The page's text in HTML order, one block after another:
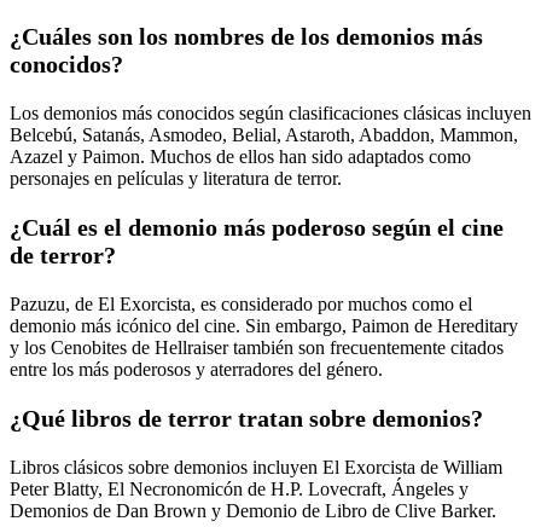
¿Cuáles son los nombres de los demonios más
conocidos?
Los demonios más conocidos según clasificaciones clásicas incluyen
Belcebú, Satanás, Asmodeo, Belial, Astaroth, Abaddon, Mammon,
Azazel y Paimon. Muchos de ellos han sido adaptados como
personajes en películas y literatura de terror.
¿Cuál es el demonio más poderoso según el cine
de terror?
Pazuzu, de El Exorcista, es considerado por muchos como el
demonio más icónico del cine. Sin embargo, Paimon de Hereditary
y los Cenobites de Hellraiser también son frecuentemente citados
entre los más poderosos y aterradores del género.
¿Qué libros de terror tratan sobre demonios?
Libros clásicos sobre demonios incluyen El Exorcista de William
Peter Blatty, El Necronomicón de H.P. Lovecraft, Ángeles y
Demonios de Dan Brown y Demonio de Libro de Clive Barker.